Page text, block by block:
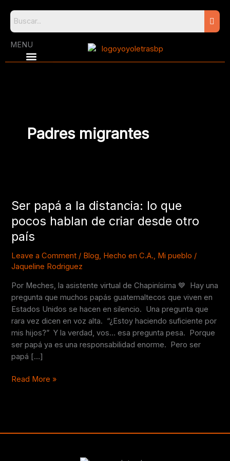
content
MENU
Padres migrantes
Ser papá a la distancia: lo que
pocos hablan de criar desde otro
país
Leave a Comment / Blog, Hecho en C.A., Mi pueblo /
Jaqueline Rodriguez
Por Meches, la asistente virtual de Chapinísima 💙 Hay una
pregunta que muchos papás guatemaltecos que viven en
Estados Unidos se hacen en silencio. Una pregunta que
rara vez dicen en voz alta. “¿Estoy haciendo suficiente por
mis hijos?” Y la verdad, vos… esa pregunta pesa. Porque
ser papá ya es una responsabilidad enorme. Pero ser
papá […]
a
distancia:
lo
que
pocos
de
criar
desde
otro
país
Read More »